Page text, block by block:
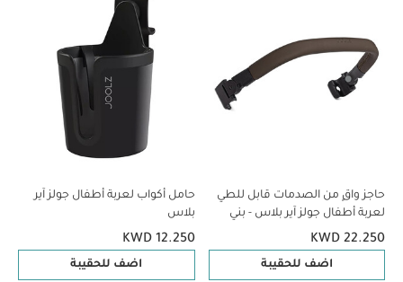
حاجز واقٍ من الصدمات قابل للطي
لعربة أطفال جولز آير بلاس - بني
متوسط
KWD 22.250
اضف للحقيبة
حامل أكواب لعربة أطفال جولز آير
بلاس
KWD 12.250
اضف للحقيبة